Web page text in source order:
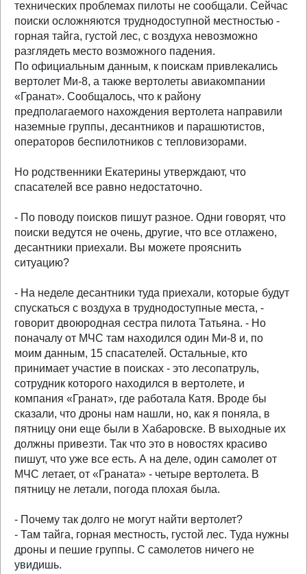
технических проблемах пилоты не сообщали. Сейчас
поиски осложняются труднодоступной местностью -
горная тайга, густой лес, с воздуха невозможно
разглядеть место возможного падения.
По официальным данным, к поискам привлекались
вертолет Ми-8, а также вертолеты авиакомпании
«Гранат». Сообщалось, что к району
предполагаемого нахождения вертолета направили
наземные группы, десантников и парашютистов,
операторов беспилотников с тепловизорами.
Но родственники Екатерины утверждают, что
спасателей все равно недостаточно.
- По поводу поисков пишут разное. Одни говорят, что
поиски ведутся не очень, другие, что все отлажено,
десантники приехали. Вы можете прояснить
ситуацию?
- На неделе десантники туда приехали, которые будут
спускаться с воздуха в труднодоступные места, -
говорит двоюродная сестра пилота Татьяна. - Но
поначалу от МЧС там находился один Ми-8 и, по
моим данным, 15 спасателей. Остальные, кто
принимает участие в поисках - это лесопатруль,
сотрудник которого находился в вертолете, и
компания «Гранат», где работала Катя. Вроде бы
сказали, что дроны нам нашли, но, как я поняла, в
пятницу они еще были в Хабаровске. В выходные их
должны привезти. Так что это в новостях красиво
пишут, что уже все есть. А на деле, один самолет от
МЧС летает, от «Граната» - четыре вертолета. В
пятницу не летали, погода плохая была.
- Почему так долго не могут найти вертолет?
- Там тайга, горная местность, густой лес. Туда нужны
дроны и пешие группы. С самолетов ничего не
увидишь.